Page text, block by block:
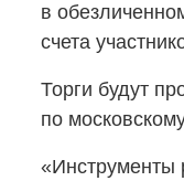
в
счета
Торги будут
по
«Инструменты